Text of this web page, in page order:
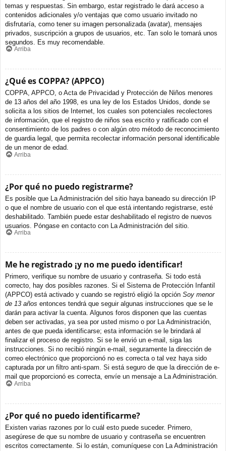
temas y respuestas. Sin embargo, estar registrado le dará acceso a
contenidos adicionales y/o ventajas que como usuario invitado no
disfrutaría, como tener su imagen personalizada (avatar), mensajes
privados, suscripción a grupos de usuarios, etc. Tan solo le tomará unos
segundos. Es muy recomendable.
Arriba
¿Qué es COPPA? (APPCO)
COPPA, APPCO, o Acta de Privacidad y Protección de Niños menores
de 13 años del año 1998, es una ley de los Estados Unidos, donde se
solicita a los sitios de Internet, los cuales son potenciales recolectores
de información, que el registro de niños sea escrito y ratificado con el
consentimiento de los padres o con algún otro método de reconocimiento
de guardia legal, que permita recolectar información personal identificable
de un menor de edad.
Arriba
¿Por qué no puedo registrarme?
Es posible que La Administración del sitio haya baneado su dirección IP
o que el nombre de usuario con el que está intentando registrarse, esté
deshabilitado. También puede estar deshabilitado el registro de nuevos
usuarios. Póngase en contacto con La Administración del sitio.
Arriba
Me he registrado ¡y no me puedo identificar!
Primero, verifique su nombre de usuario y contraseña. Si todo está
correcto, hay dos posibles razones. Si el Sistema de Protección Infantil
(APPCO) está activado y cuando se registró eligió la opción Soy menor
de 13 años entonces tendrá que seguir algunas instrucciones que se le
darán para activar la cuenta. Algunos foros disponen que las cuentas
deben ser activadas, ya sea por usted mismo o por La Administración,
antes de que pueda identificarse; esta información se le brindará al
finalizar el proceso de registro. Si se le envió un e-mail, siga las
instrucciones. Si no recibió ningún e-mail, seguramente la dirección de
correo electrónico que proporcionó no es correcta o tal vez haya sido
capturada por un filtro anti-spam. Si está seguro de que la dirección de e-
mail que proporcionó es correcta, envíe un mensaje a La Administración.
Arriba
¿Por qué no puedo identificarme?
Existen varias razones por lo cuál esto puede suceder. Primero,
asegúrese de que su nombre de usuario y contraseña se encuentren
escritos correctamente. Si lo están, comuníquese con La Administración